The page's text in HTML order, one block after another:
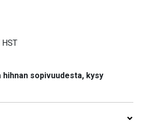
sopivuudesta, kysy